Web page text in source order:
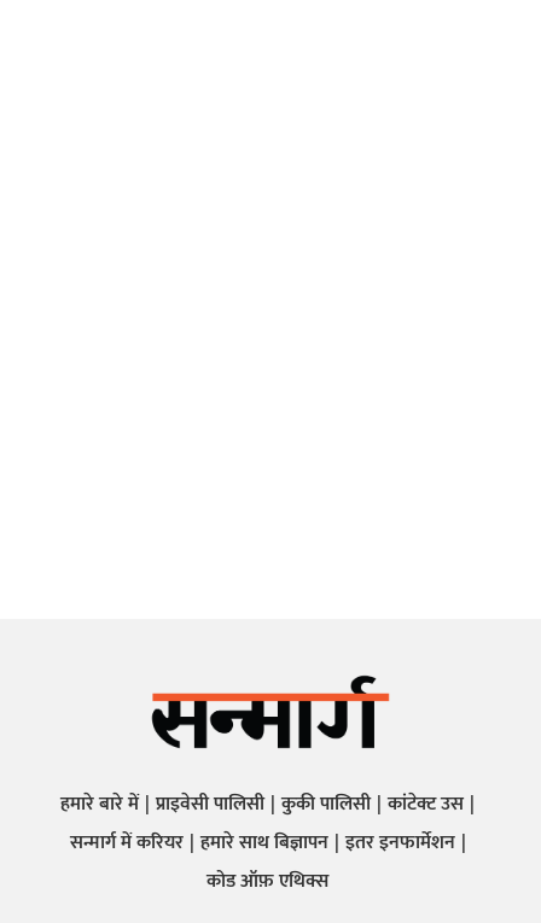
हमारे बारे में प्राइवेसी पालिसी कुकी पालिसी कांटेक्ट उस
सन्मार्ग में करियर हमारे साथ बिज्ञापन इतर इनफार्मेशन
कोड ऑफ़ एथिक्स